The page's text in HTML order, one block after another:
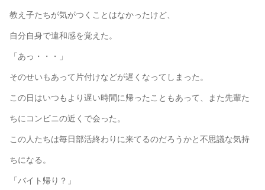
教え子たちが気がつくことはなかったけど、
自分自身で違和感を覚えた。
「あっ・・・」
そのせいもあって片付けなどが遅くなってしまった。
この日はいつもより遅い時間に帰ったこともあって、また先輩た
ちにコンビニの近くで会った。
この人たちは毎日部活終わりに来てるのだろうかと不思議な気持
ちになる。
「バイト帰り？」